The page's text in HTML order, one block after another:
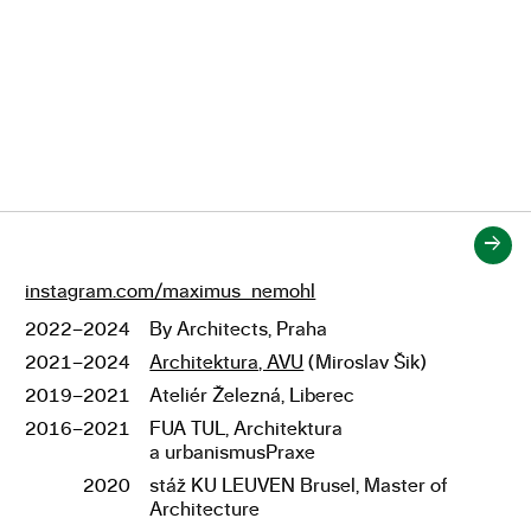
→
Odkazy
instagram.com/maximus_nemohl
Studium
2022–2024
By Architects, Praha
2021–2024
Architektura, AVU (Miroslav Šik)
2019–2021
Ateliér Železná, Liberec
2016–2021
FUA TUL, Architektura
a urbanismusPraxe
2020
stáž KU LEUVEN Brusel, Master of
Architecture